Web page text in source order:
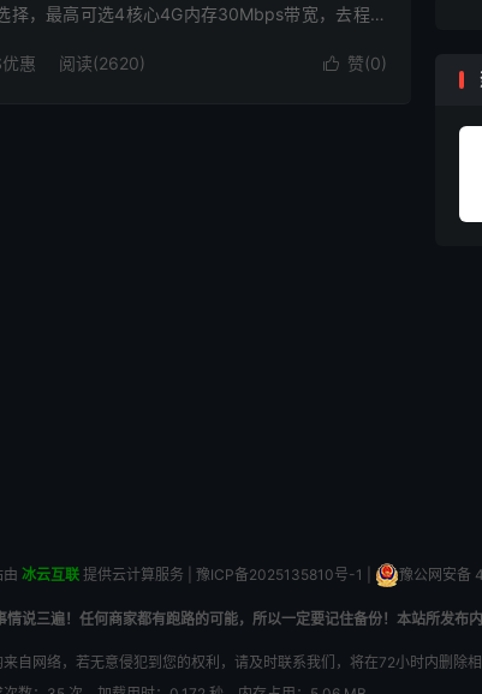
择，最高可选4核心4G内存30Mbps带宽，去程回
 赞(0)
惠 阅读(2620)
由 冰云互联 提供云计算服务 | 豫ICP备2025135810号-1 豫公网安备
情说三遍！任何商家都有跑路的可能，所以一定要记住备份！本站所发布
自网络，若无意侵犯到您的权利，请及时联系我们，将在72小时内删除相